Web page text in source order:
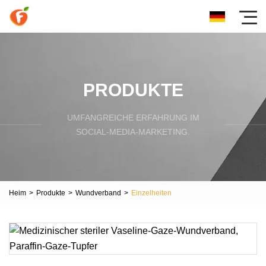
PRODUKTE
UMFANGREICHE ERFAHRUNG IM
SOCIAL-MEDIA-MARKETING.
Heim > Produkte > Wundverband > Einzelheiten